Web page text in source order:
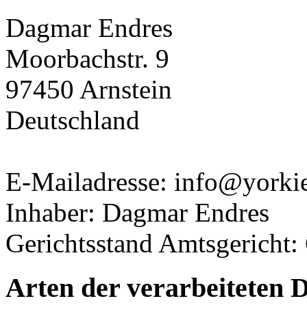
Dagmar Endres
Moorbachstr. 9
97450 Arnstein
Deutschland
E-Mailadresse:
Inhaber: Dagmar Endres
Gerichtsstand Amtsgericht:
Arten der verarbeiteten